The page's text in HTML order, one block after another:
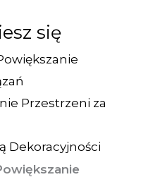
się
Przestrzeni za
Dekoracyjności